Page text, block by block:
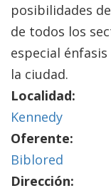
posibilidades
de todos los
especial
la ciudad.
Localidad:
Kennedy
Oferente:
Biblored
Dirección: